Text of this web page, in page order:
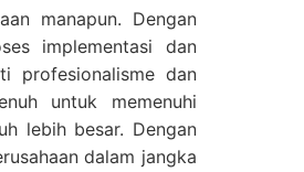
manapun. Dengan
implementasi dan
profesionalisme dan
untuk memenuhi
lebih besar. Dengan
dalam jangka